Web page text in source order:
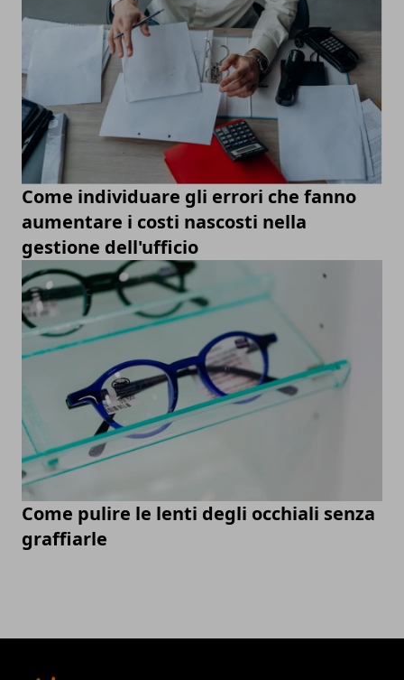
Come individuare gli errori che fanno
aumentare i costi nascosti nella
gestione dell'ufficio
Come pulire le lenti degli occhiali senza
graffiarle